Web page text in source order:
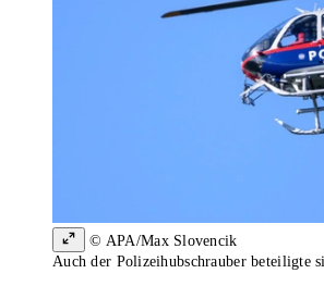
© APA/Max Slovencik
Auch der Polizeihubschrauber beteiligte